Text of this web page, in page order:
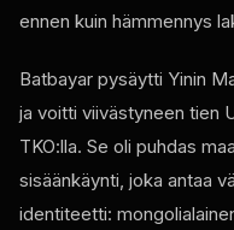
ennen kuin hämmennys
Batbayar pysäytti Yinin
ja voitti viivästyneen tien
TKO:lla. Se oli puhdas
sisäänkäynti, joka antaa
identiteetti: